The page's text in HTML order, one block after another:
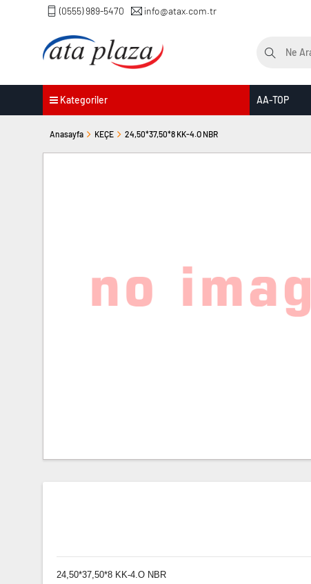
(0555) 989-5470 info@atax.com.tr
Kategoriler AA-TOP
Anasayfa KEÇE 24,50*37,50*8 KK-4.O NBR
24,50*37,50*8 KK-4.O NBR